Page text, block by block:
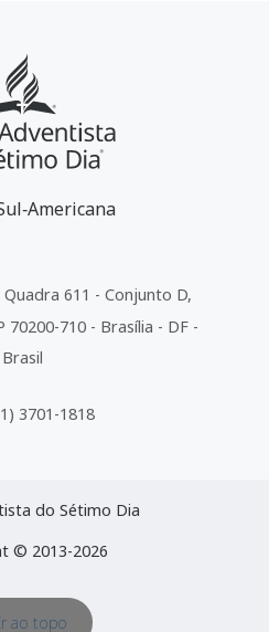
Quadra 611 - Conjunto D,
70200-710 - Brasília - DF -
Brasil
3701-1818
do Sétimo Dia
© 2013-2026
ao topo